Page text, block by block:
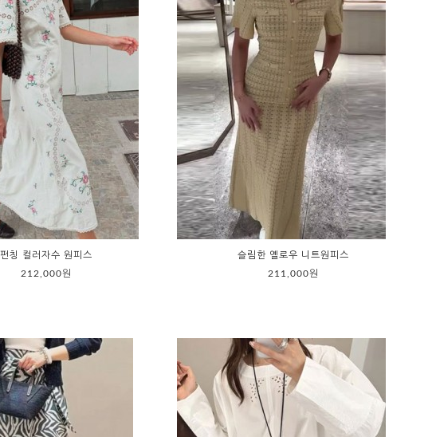
펀칭 컬러자수 원피스
212,000원
슬림한 옐로우 니트원피스
211,000원